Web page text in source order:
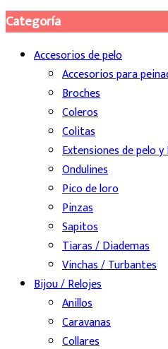
Categoría
Accesorios de pelo
Accesorios para
Broches
Coleros
Colitas
Extensiones de pelo y
Ondulines
Pico de loro
Pinzas
Sapitos
Tiaras / Diademas
Vinchas / Turbantes
Bijou / Relojes
Anillos
Caravanas
Collares